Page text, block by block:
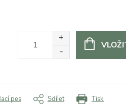
Tisk
pes Sdílet